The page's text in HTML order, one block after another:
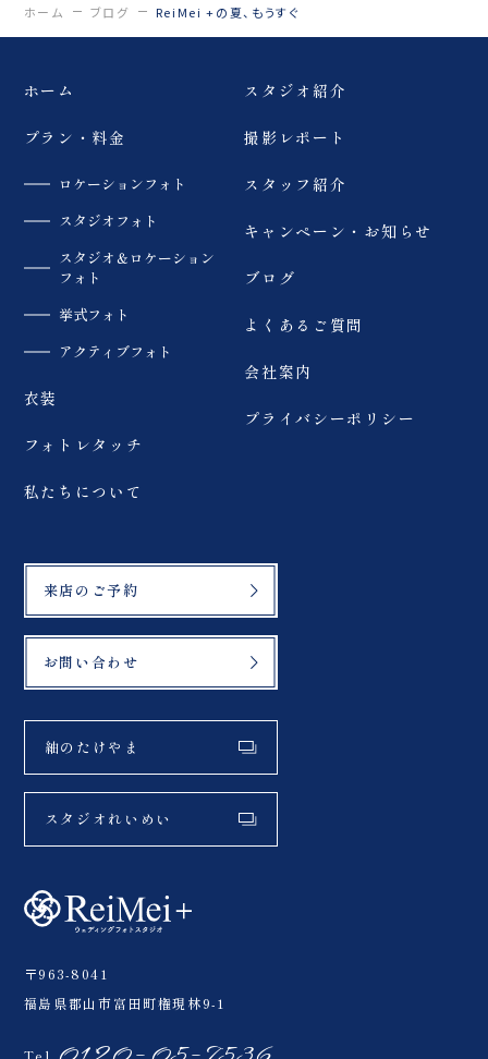
（オンライン可） 受付中
ウェディングフォト #前
ラコレ #福島前撮り
ホーム ブログ ReiMei +の夏、もうすぐ
〒963-8041
福島県郡山市富田町権現林9-1
Tel.
ホーム
プラン・料金
ロケーションフォト
スタジオフォト
スタジオ＆ロケーション
フォト
挙式フォト
アクティブフォト
衣装
フォトレタッチ
私たちについて
スタジオ紹介
撮影レポート
スタッフ紹介
キャンペーン・お知らせ
ブログ
よくあるご質問
会社案内
プライバシーポリシー
来店のご予約
お問い合わせ
紬のたけやま
スタジオれいめい